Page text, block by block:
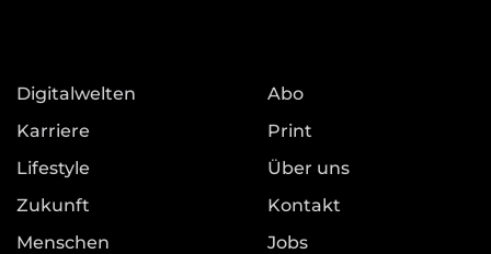
Digitalwelten
Karriere
Lifestyle
Zukunft
Menschen
Abo
Print
Über uns
Kontakt
Jobs